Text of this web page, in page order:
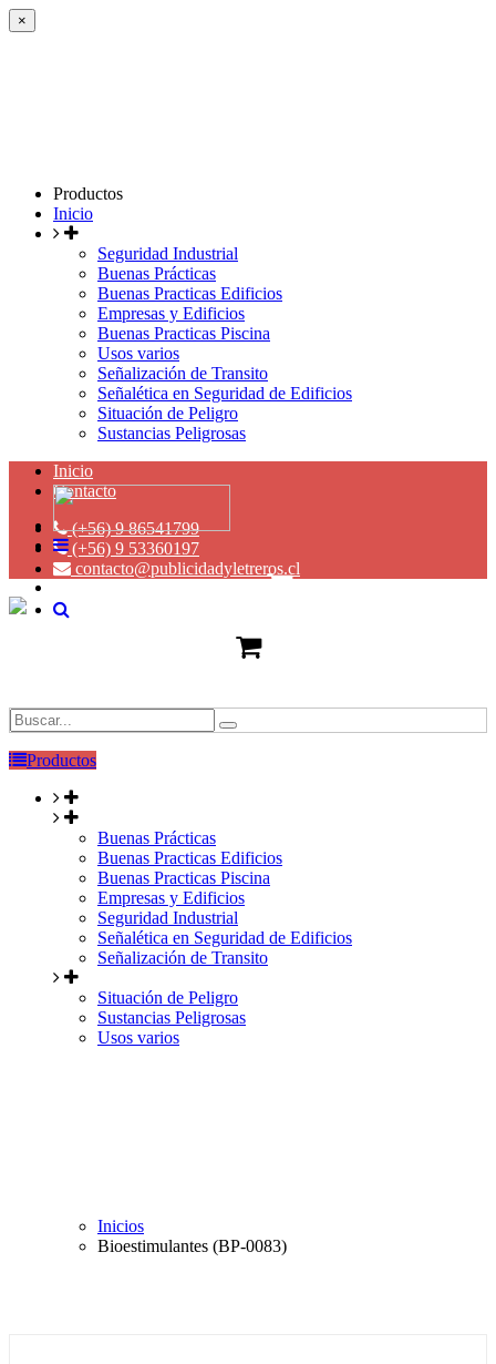
×
Productos
Inicio
Seguridad Industrial
Buenas Prácticas
Buenas Practicas Edificios
Empresas y Edificios
Buenas Practicas Piscina
Usos varios
Señalización de Transito
Señalética en Seguridad de Edificios
Situación de Peligro
Sustancias Peligrosas
Inicio
Contacto
(+56) 9 86541799
(+56) 9 53360197
contacto@publicidadyletreros.cl
Productos
Buenas Prácticas
Buenas Practicas Edificios
Buenas Practicas Piscina
Empresas y Edificios
Seguridad Industrial
Señalética en Seguridad de Edificios
Señalización de Transito
Situación de Peligro
Sustancias Peligrosas
Usos varios
Inicios
Bioestimulantes (BP-0083)